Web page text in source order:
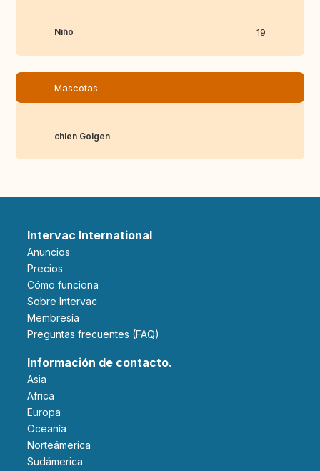
Niño 19
Mascotas
chien Golgen
Intervac International
Anuncios
Precios
Cómo funciona
Sobre Intervac
Membresía
Preguntas frecuentes (FAQ)
Información de contacto.
Asia
Africa
Europa
Oceanía
Norteámerica
Sudámerica